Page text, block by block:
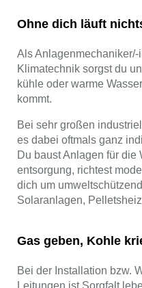
Ohne dich läuft
Als
Klimatechnik sorgst du
kühle oder warme
kommt.
Bei sehr großen
es dabei oftmals ganz
Du baust Anlagen für die
entsorgung, richtest
dich um
Solaranlagen,
Gas geben, Kohle
Bei der Installation bzw.